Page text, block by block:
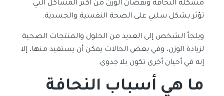
مشكلة النحافة ونقصان الوزن من أكثر المشاكل التي
تؤثر بشكل سلبي على الصحة النفسية والجسدية.
ويلجأ الشخص إلى العديد من الحلول والمنتجات الصحية
لزيادة الوزن، وفي بعض الحالات يمكن أن يستفيد منها، إلا
إنه في أحيان أخرى تكون بلا جدوى.
ما هي أسباب النحافة